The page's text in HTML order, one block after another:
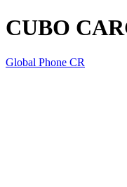
CUBO
Global Phone CR